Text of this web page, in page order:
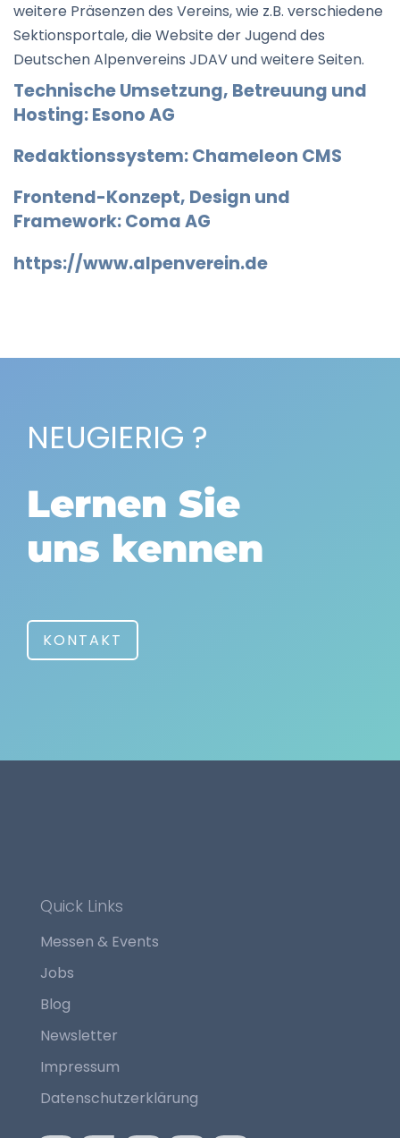
weitere Präsenzen des Vereins, wie z.B. verschiedene
Sektionsportale, die Website der Jugend des
Deutschen Alpenvereins JDAV und weitere Seiten.
Technische Umsetzung, Betreuung und
Hosting: Esono AG
Redaktionssystem: Chameleon CMS
Frontend-Konzept, Design und
Framework: Coma AG
https://www.alpenverein.de
NEUGIERIG ?
Lernen Sie
uns kennen
KONTAKT
Quick Links
Messen & Events
Jobs
Blog
Newsletter
Impressum
Datenschutzerklärung